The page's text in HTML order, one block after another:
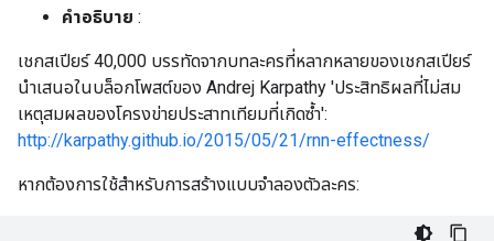
คำอธิบาย :
เชกสเปียร์ 40,000 บรรทัดจากบทละครที่หลากหลายของเชกสเปียร์
นำเสนอในบล็อกโพสต์ของ Andrej Karpathy 'ประสิทธิผลที่ไม่สม
เหตุสมผลของโครงข่ายประสาทเทียมที่เกิดซ้ำ':
http://karpathy.github.io/2015/05/21/rnn-effectness/
หากต้องการใช้สำหรับการสร้างแบบจำลองตัวละคร: